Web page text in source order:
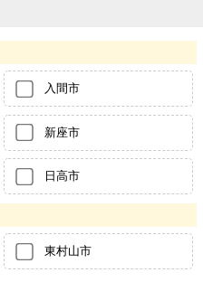
入間市
新座市
日高市
東村山市